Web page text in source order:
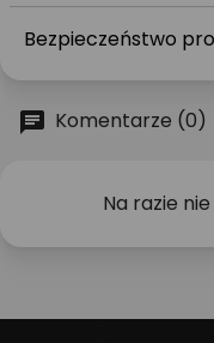
Bezpieczeństwo
Komentarze (0)
Na razie